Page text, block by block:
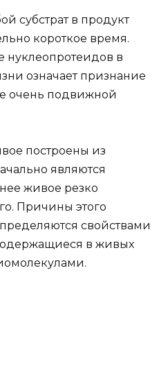
субстрат в продукт
короткое время.
нуклеопротеидов в
означает признание
очень подвижной
построены из
являются
живое резко
Причины этого
свойствами
в живых